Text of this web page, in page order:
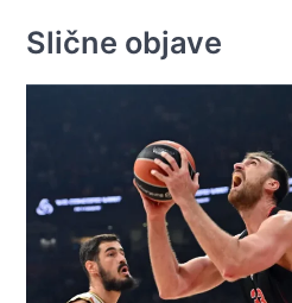
Slične objave